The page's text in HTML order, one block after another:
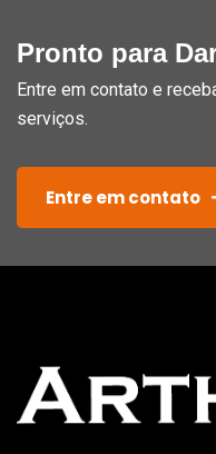
Pronto para
Entre em contato e
serviços.
Entre em contato